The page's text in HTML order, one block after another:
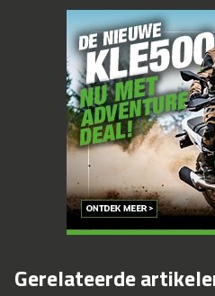
Gerelateerde